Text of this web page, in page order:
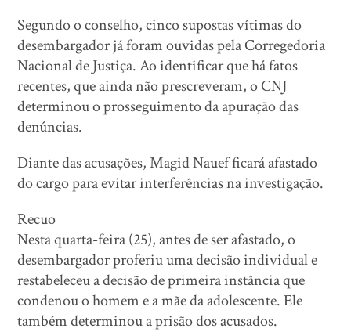
Segundo o conselho, cinco supostas vítimas do
desembargador já foram ouvidas pela Corregedoria
Nacional de Justiça. Ao identificar que há fatos
recentes, que ainda não prescreveram, o CNJ
determinou o prosseguimento da apuração das
denúncias.
Diante das acusações, Magid Nauef ficará afastado
do cargo para evitar interferências na investigação.
Recuo
Nesta quarta-feira (25), antes de ser afastado, o
desembargador proferiu uma decisão individual e
restabeleceu a decisão de primeira instância que
condenou o homem e a mãe da adolescente. Ele
também determinou a prisão dos acusados.